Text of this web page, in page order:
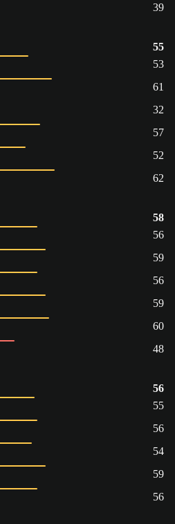
39
55
53
61
32
57
52
62
58
56
59
56
59
60
48
56
55
56
54
59
56